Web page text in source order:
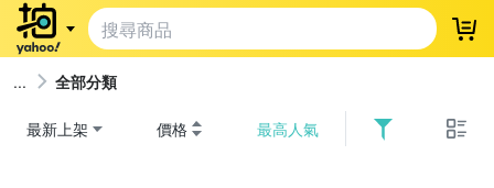
登
全部分類
最新上架 價格 最高人氣